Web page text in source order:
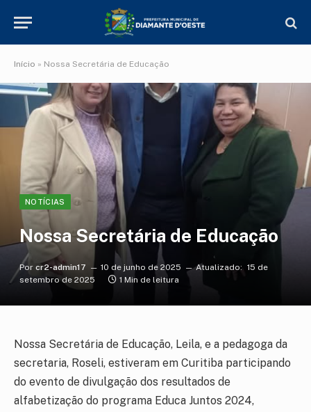
Início » Nossa Secretária de Educação
NOTÍCIAS
Nossa Secretária de Educação
Por cr2-admin17 10 de junho de 2025 Atualizado: 15 de
setembro de 2025
1 Min de leitura
Nossa Secretária de Educação, Leila, e a pedagoga da
secretaria, Roseli, estiveram em Curitiba participando
do evento de divulgação dos resultados de
alfabetização do programa Educa Juntos 2024,